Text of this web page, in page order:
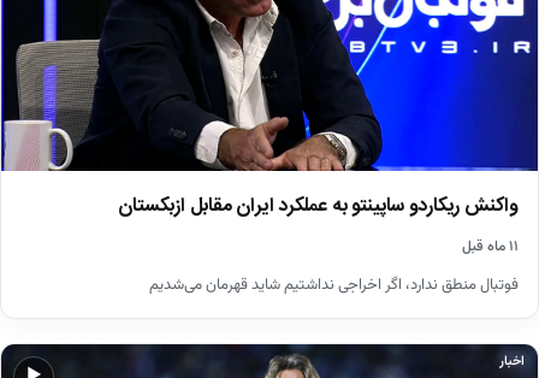
واکنش ریکاردو ساپینتو به عملکرد ایران مقابل ازبکستان
۱۱ ماه قبل
فوتبال منطق ندارد، اگر اخراجی نداشتیم شاید قهرمان می‌شدیم
اخبار